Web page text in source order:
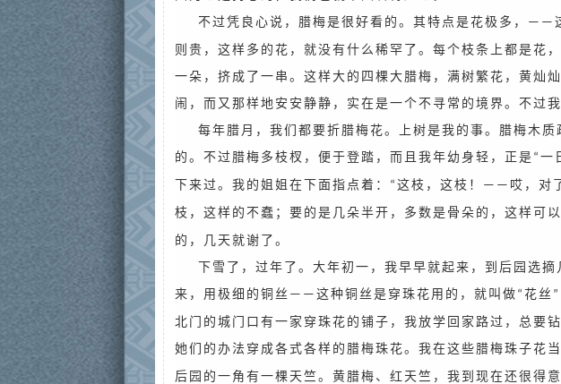
不过凭良心说，腊梅是很好看的。其特点是花极多， ——
则贵，这样多的花，就没有什么稀罕了。每个枝条上都是花
一朵，挤成了一串。这样大的四棵大腊梅，满树繁花，黄灿
闹，而又那样地安安静静，实在是一个不寻常的境界。不过
每年腊月，我们都要折腊梅花。上树是我的事。腊梅木
的。不过腊梅多枝杈，便于登踏，而且我年幼身轻，正是 “ 一
下来过。我的姐姐在下面指点着： “ 这枝，这枝！ —— 哎，对
枝，这样的不蠢；要的是几朵半开，多数是骨朵的，这样可
的，几天就谢了。
下雪了，过年了。大年初一，我早早就起来，到后园选
来，用极细的铜丝 —— 这种铜丝是穿珠花用的，就叫做 “ 花丝 ”
北门的城门口有一家穿珠花的铺子，我放学回家路过，总要
她们的办法穿成各式各样的腊梅珠花。我在这些腊梅珠子花
后园的一角有一棵天竺。黄腊梅、红天竺，我到现在还很得